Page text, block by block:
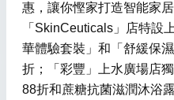
惠，讓你慳家打造智能家
「SkinCeuticals」店特設
華體驗套裝」和「舒緩保
折；「彩豐」上水廣場店
88折和蔗糖抗菌滋潤沐浴